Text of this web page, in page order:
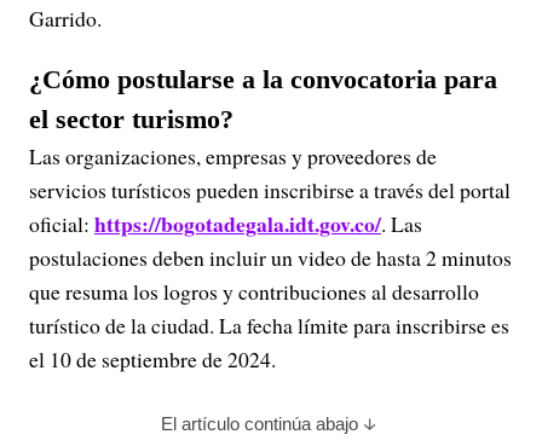
Garrido.
¿Cómo postularse a la convocatoria para
el sector turismo?
Las organizaciones, empresas y proveedores de
servicios turísticos pueden inscribirse a través del portal
oficial: https://bogotadegala.idt.gov.co/. Las
postulaciones deben incluir un video de hasta 2 minutos
que resuma los logros y contribuciones al desarrollo
turístico de la ciudad. La fecha límite para inscribirse es
el 10 de septiembre de 2024.
El artículo continúa abajo